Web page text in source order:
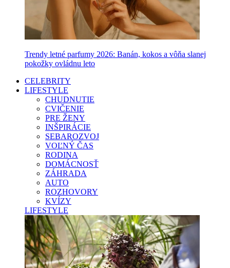
Trendy letné parfumy 2026: Banán, kokos a vôňa slanej
pokožky ovládnu leto
CELEBRITY
LIFESTYLE
CHUDNUTIE
CVIČENIE
PRE ŽENY
INŠPIRÁCIE
SEBAROZVOJ
VOĽNÝ ČAS
RODINA
DOMÁCNOSŤ
ZÁHRADA
AUTO
ROZHOVORY
KVÍZY
LIFESTYLE